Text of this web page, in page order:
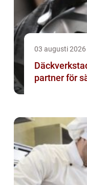
03 augusti 2026
partner för